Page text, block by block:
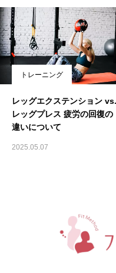
トレーニング
レッグエクステンション vs.
レッグプレス 疲労の回復の
違いについて
2025.05.07